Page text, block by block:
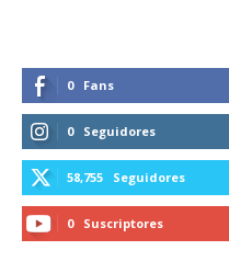
0 Fans
0 Seguidores
58,755 Seguidores
0 Suscriptores